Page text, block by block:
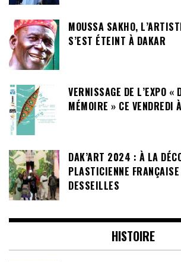
MOUSSA SAKHO,
S’EST ÉTEINT À DAKAR
VERNISSAGE DE L’EXPO «
MÉMOIRE » CE VENDREDI
DAK’ART 2024 : À LA
PLASTICIENNE
DESSEILLES
HISTOIRE